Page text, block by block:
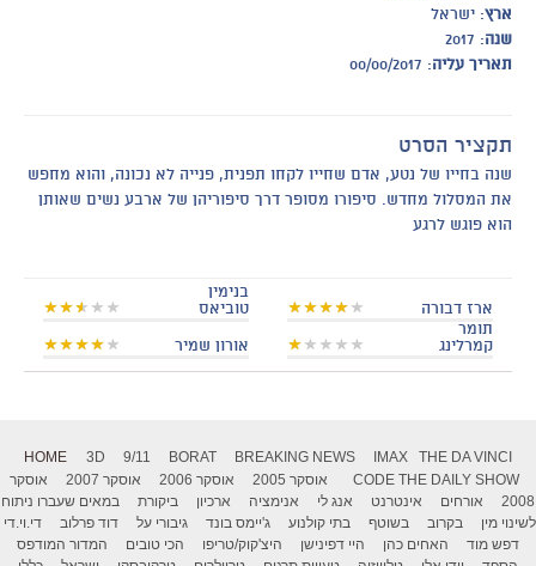
ארץ: ישראל
שנה: 2017
תאריך עליה: 00/00/2017
תקציר הסרט
שנה בחייו של נטע, אדם שחייו לקחו תפנית, פנייה לא נכונה, והוא מחפש
את המסלול מחדש. סיפורו מסופר דרך סיפוריהן של ארבע נשים שאותן
הוא פוגש לרגע
ארז דבורה
בנימין
טוביאס
תומר
קמרלינג
אורון שמיר
HOME 3D 9/11 BORAT BREAKING NEWS IMAX
THE DA VINCI
CODE THE DAILY SHOW אוסקר 2005 אוסקר 2006 אוסקר 2007
אוסקר
2008
אורחים אינטרנט אנג לי אנימציה ארכיון ביקורת
במאים שעברו ניתוח
לשינוי מין
בקרוב בשוטף בתי קולנוע ג'יימס בונד גיבורי על דוד פרלוב
די.וי.די
דפש מוד
האחים כהן היי דפינישן היצ'קוק/טריפו הכי טובים
המדור המודפס